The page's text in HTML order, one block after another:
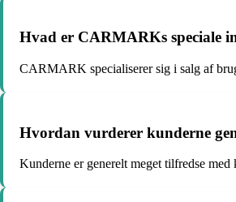
Hvad er CARMARKs speciale
CARMARK specialiserer sig i salg af
Hvordan vurderer kunderne
Kunderne er generelt meget tilfredse